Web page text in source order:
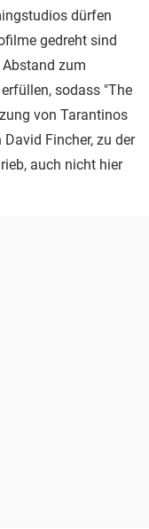
dürfen
gedreht sind
zum
sodass "The
von Tarantinos
Fincher, zu der
auch nicht hier